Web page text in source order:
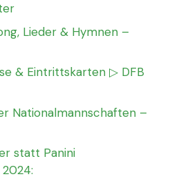
Lieder & Hymnen –
& Eintrittskarten ▷ DFB
Nationalmannschaften –
statt Panini